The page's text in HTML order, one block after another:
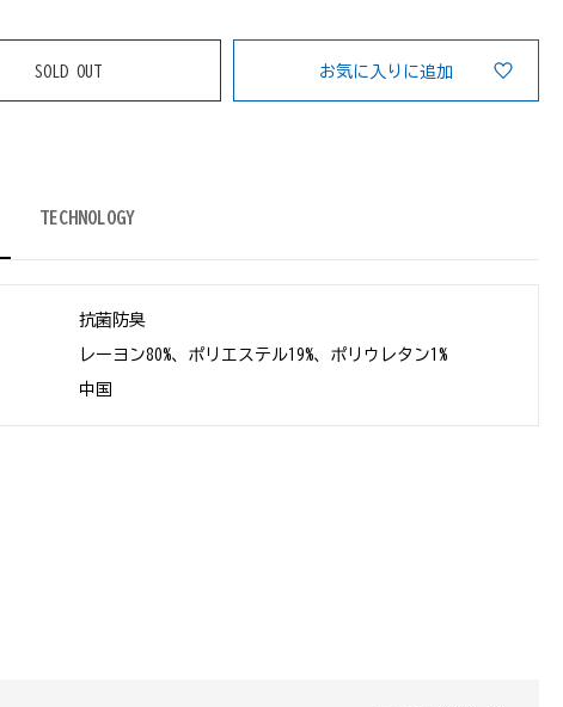
SOLD OUT お気に入りに追加
TECHNOLOGY
抗菌防臭
レーヨン80%、ポリエステル19%、ポリウレタン1%
中国